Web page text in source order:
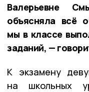
Валерьевне
объясняла всё
мы в классе
заданий, —
К экзамену
на школьных